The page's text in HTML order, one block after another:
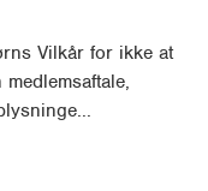
Vilkår for ikke at